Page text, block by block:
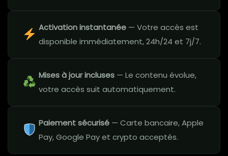
Activation instantanée — Votre accès est
disponible immédiatement, 24h/24 et 7j/7.
Mises à jour incluses — Le contenu évolue,
votre accès suit automatiquement.
Paiement sécurisé — Carte bancaire, Apple
Pay, Google Pay et crypto acceptés.